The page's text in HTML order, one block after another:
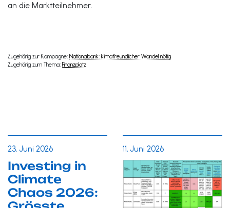
an die Marktteilnehmer.
Zugehörig zur Kampagne: Nationalbank: klimafreundlicher Wandel nötig
Zugehörig zum Thema: Finanzplatz
23. Juni 2026
Investing in
Climate
Chaos 2026:
11. Juni 2026